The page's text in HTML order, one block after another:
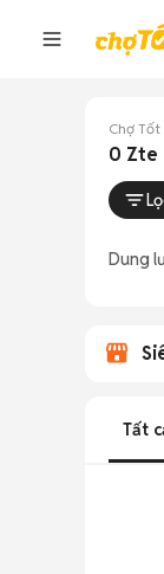
Chợ Tốt
0 Zte
Dung
Tất